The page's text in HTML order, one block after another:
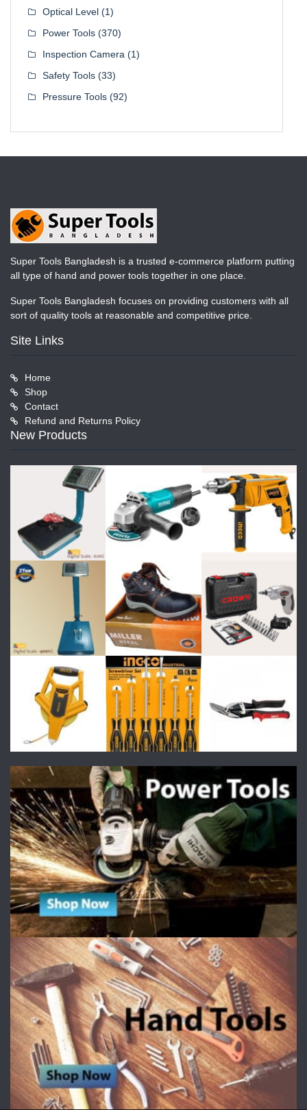
Optical Level (1)
Power Tools (370)
Inspection Camera (1)
Safety Tools (33)
Pressure Tools (92)
Super Tools Bangladesh is a trusted e-commerce platform putting
all type of hand and power tools together in one place.
Super Tools Bangladesh focuses on providing customers with all
sort of quality tools at reasonable and competitive price.
Site Links
Home
Shop
Contact
Refund and Returns Policy
New Products